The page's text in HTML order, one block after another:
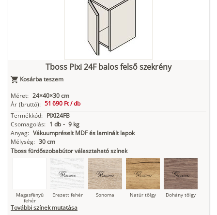
Nádzöld
Tboss Pixi 24F balos felső szekrény
Kosárba teszem
Méret: 24×40×30 cm
Ár (bruttó): 51 690 Ft /db
Termékkód: PIXI24FB
Csomagolás: 1 db - 9 kg
Anyag: Vákuumpréselt MDF és laminált lapok
Mélység: 30 cm
Tboss fürdőszobabútor választaható színek
Magasfényű
fehér
Erezett fehér Sonoma Natúr tölgy Dohány tölgy
További színek mutatása